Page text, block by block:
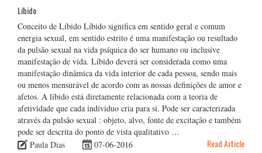
Líbido
Conceito de Líbido Líbido significa em sentido geral e comum
energia sexual, em sentido estrito é uma manifestação ou resultado
da pulsão sexual na vida psíquica do ser humano ou inclusive
manifestação de vida. Líbido deverá ser considerada como uma
manifestação dinâmica da vida interior de cada pessoa, sendo mais
ou menos mensurável de acordo com as nossas definições de amor e
afetos. A líbido está diretamente relacionada com a teoria de
afetividade que cada individuo cria para si. Pode ser caracterizada
através da pulsão sexual : objeto, alvo, fonte de excitação e também
pode ser descrita do ponto de vista qualitativo …
Paula Dias
07-06-2016 Read Article